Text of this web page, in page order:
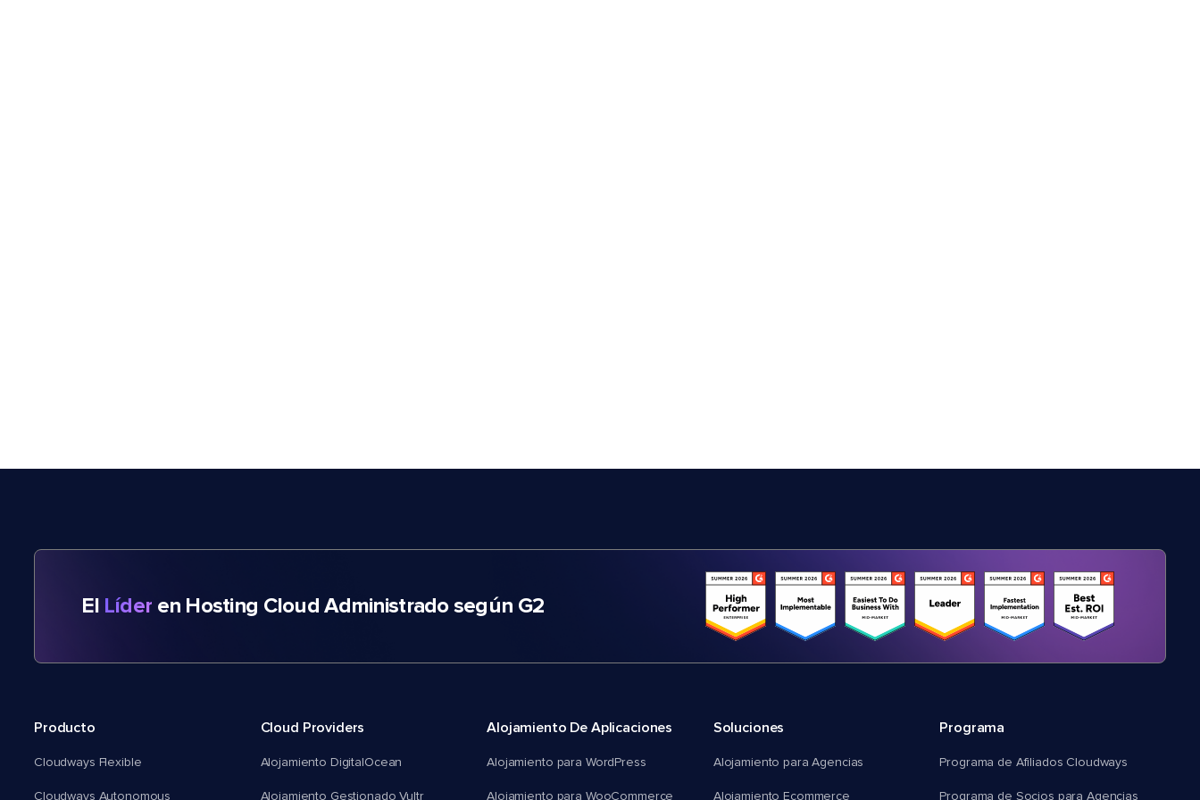
El Líder en Hosting Cloud Administrado según G2
Producto
Cloudways Flexible
Cloudways Autonomous
Cloud Providers
Alojamiento DigitalOcean
Alojamiento Gestionado Vultr
Alojamiento De Aplicaciones
Alojamiento para WordPress
Alojamiento para WooCommerce
Soluciones
Alojamiento para Agencias
Alojamiento Ecommerce
Programa
Programa de Afiliados Cloudways
Programa de Socios para Agencias